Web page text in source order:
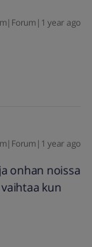
year ago
year ago
onhan noissa
kun